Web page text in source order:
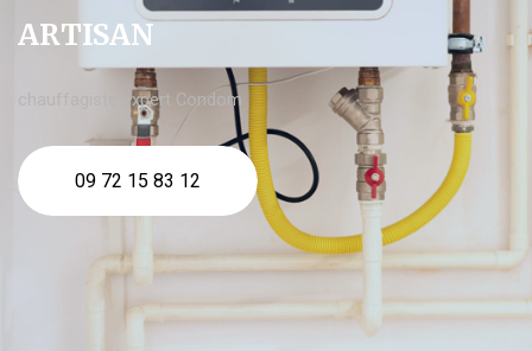
ARTISAN
chauffagiste expert Condom
09 72 15 83 12